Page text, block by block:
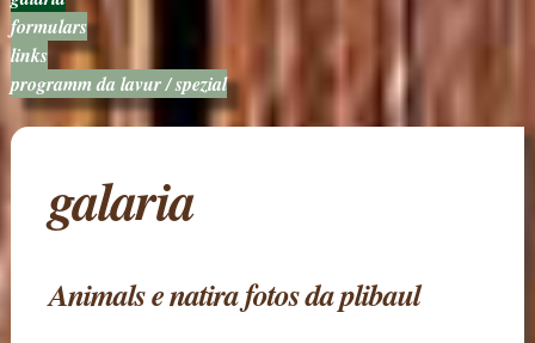
formulars
links
programm da lavur / spezial
galaria
Animals e natira fotos da plibaul